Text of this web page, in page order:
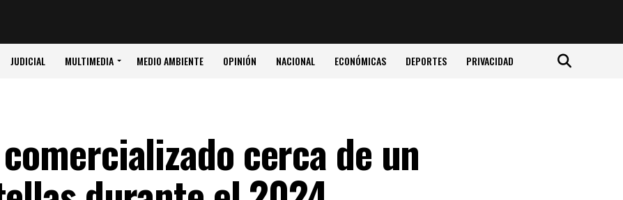
JUDICIAL MULTIMEDIA MEDIO AMBIENTE OPINIÓN NACIONAL ECONÓMICAS DEPORTES PRIVACIDAD
cerca de un